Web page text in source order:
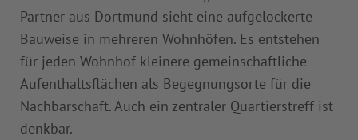
Partner aus Dortmund sieht eine aufgelockerte
Bauweise in mehreren Wohnhöfen. Es entstehen
für jeden Wohnhof kleinere gemeinschaftliche
Aufenthaltsflächen als Begegnungsorte für die
Nachbarschaft. Auch ein zentraler Quartierstreff ist
denkbar.